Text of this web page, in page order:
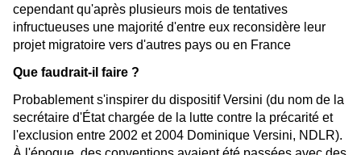
cependant qu'après plusieurs mois de tentatives
infructueuses une majorité d'entre eux reconsidère leur
projet migratoire vers d'autres pays ou en France
Que faudrait-il faire ?
Probablement s'inspirer du dispositif Versini (du nom de la
secrétaire d'État chargée de la lutte contre la précarité et
l'exclusion entre 2002 et 2004 Dominique Versini, NDLR).